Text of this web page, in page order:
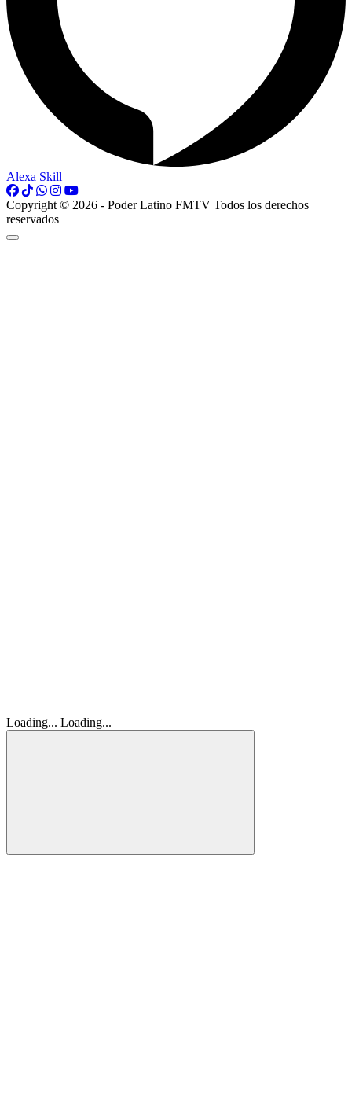
Alexa Skill
Copyright © 2026 - Poder Latino FMTV Todos los derechos
reservados
Loading... Loading...